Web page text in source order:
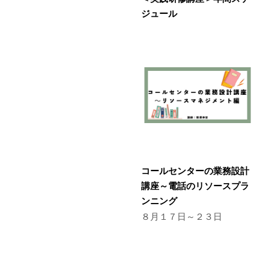
ジュール
コールセンターの業務設計
講座～電話のリソースプラ
ンニング
８月１７日～２３日